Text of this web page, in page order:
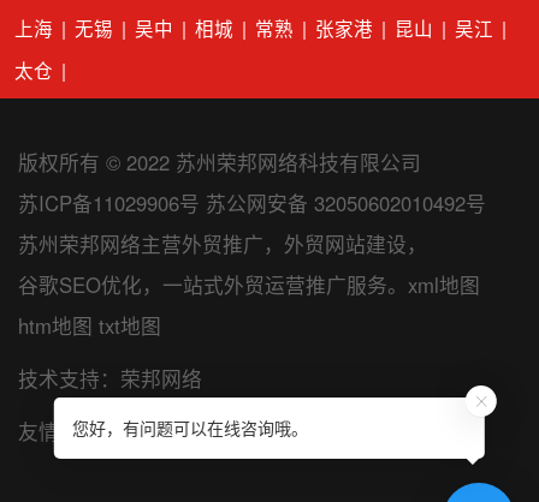
上海 | 无锡 | 吴中 | 相城 | 常熟 | 张家港 | 昆山 | 吴江 |
太仓 |
版权所有 © 2022 苏州荣邦网络科技有限公司
苏ICP备11029906号 苏公网安备 32050602010492号
苏州荣邦网络主营外贸推广， 外贸网站建设，
谷歌SEO优化，一站式外贸运营推广服务。 xml地图
htm地图 txt地图
技术支持：荣邦网络
友情链接：抖音短视频运营 苏州网络公司
您好，有问题可以在线咨询哦。